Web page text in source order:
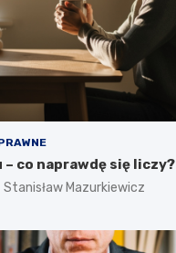
– co naprawdę się liczy?
Stanisław Mazurkiewicz